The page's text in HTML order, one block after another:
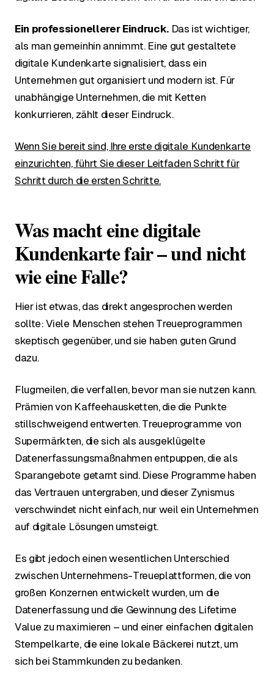
Ein professionellerer Eindruck. Das ist wichtiger,
als man gemeinhin annimmt. Eine gut gestaltete
digitale Kundenkarte signalisiert, dass ein
Unternehmen gut organisiert und modern ist. Für
unabhängige Unternehmen, die mit Ketten
konkurrieren, zählt dieser Eindruck.
Wenn Sie bereit sind, Ihre erste digitale Kundenkarte
einzurichten, führt Sie dieser Leitfaden Schritt für
Schritt durch die ersten Schritte.
Was macht eine digitale
Kundenkarte fair – und nicht
wie eine Falle?
Hier ist etwas, das direkt angesprochen werden
sollte: Viele Menschen stehen Treueprogrammen
skeptisch gegenüber, und sie haben guten Grund
dazu.
Flugmeilen, die verfallen, bevor man sie nutzen kann.
Prämien von Kaffeehausketten, die die Punkte
stillschweigend entwerten. Treueprogramme von
Supermärkten, die sich als ausgeklügelte
Datenerfassungsmaßnahmen entpuppen, die als
Sparangebote getarnt sind. Diese Programme haben
das Vertrauen untergraben, und dieser Zynismus
verschwindet nicht einfach, nur weil ein Unternehmen
auf digitale Lösungen umsteigt.
Es gibt jedoch einen wesentlichen Unterschied
zwischen Unternehmens-Treueplattformen, die von
großen Konzernen entwickelt wurden, um die
Datenerfassung und die Gewinnung des Lifetime
Value zu maximieren – und einer einfachen digitalen
Stempelkarte, die eine lokale Bäckerei nutzt, um
sich bei Stammkunden zu bedanken.